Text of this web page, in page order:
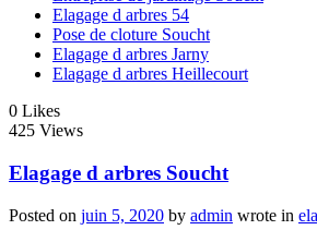
Elagage d arbres 54
Pose de cloture Soucht
Elagage d arbres Jarny
Elagage d arbres Heillecourt
0 Likes
425 Views
Elagage d arbres Soucht
Posted on juin 5, 2020 by admin wrote in